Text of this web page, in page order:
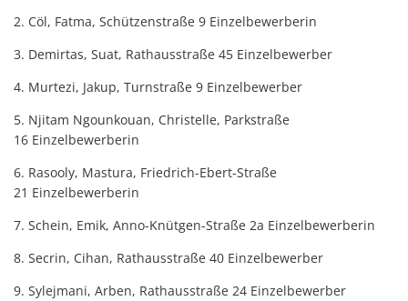
2. Cöl, Fatma, Schützenstraße 9 Einzelbewerberin
3. Demirtas, Suat, Rathausstraße 45 Einzelbewerber
4. Murtezi, Jakup, Turnstraße 9 Einzelbewerber
5. Njitam Ngounkouan, Christelle, Parkstraße
16 Einzelbewerberin
6. Rasooly, Mastura, Friedrich-Ebert-Straße
21 Einzelbewerberin
7. Schein, Emik, Anno-Knütgen-Straße 2a Einzelbewerberin
8. Secrin, Cihan, Rathausstraße 40 Einzelbewerber
9. Sylejmani, Arben, Rathausstraße 24 Einzelbewerber